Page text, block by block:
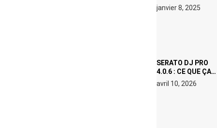
M’APPELLE TIM
(NETFLIX) : AVICII,
janvier 8, 2025
SERATO DJ PRO
4.0.6 : CE QUE ÇA
CHANGE, MÊME SI
VOUS N’ÊTES NI
avril 10, 2026